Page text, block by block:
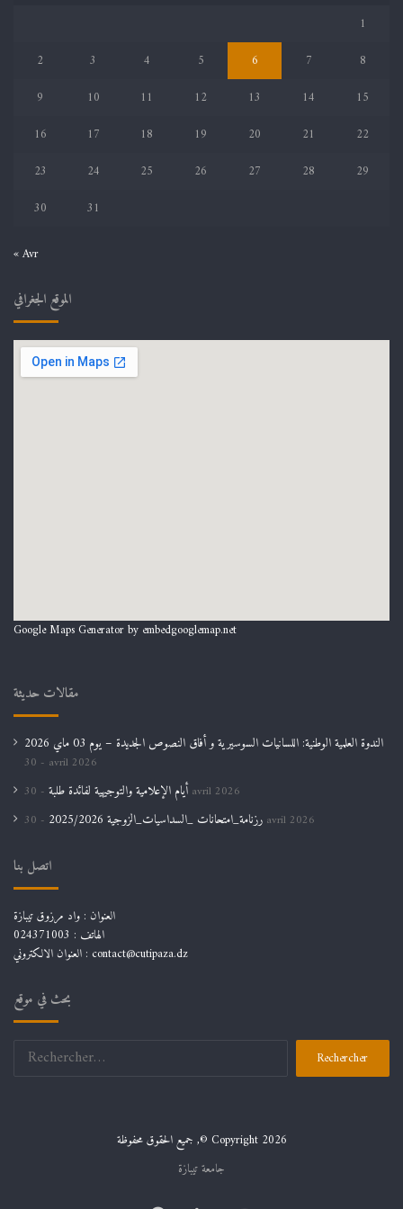
1
2
3 4 5 6 7
8
9
10 11 12 13 14
15
16
17 18 19 20 21
22
23
24 25 26 27 28
29
30
31
« Avr
الموقع الجغرافي
Google Maps Generator by embedgooglemap.net
مقالات حديثة
الندوة العلمية الوطنية: اللسانيات السوسيرية و أفاق النصوص الجديدة – يوم 03 ماي 2026
30 avril 2026
أيام الإعلامية والتوجيهية لفائدة طلبة 30 avril 2026
رزنامة_امتحانات _السداسيات_الزوجية 2025/2026 30 avril 2026
اتصل بنا
العنوان : واد مرزوق تيبازة
الهاتف : 024371003
العنوان الالكتروني : contact@cutipaza.dz
بحث في موقع
جميع الحقوق محفوظة ,© Copyright 2026
جامعة تيبازة